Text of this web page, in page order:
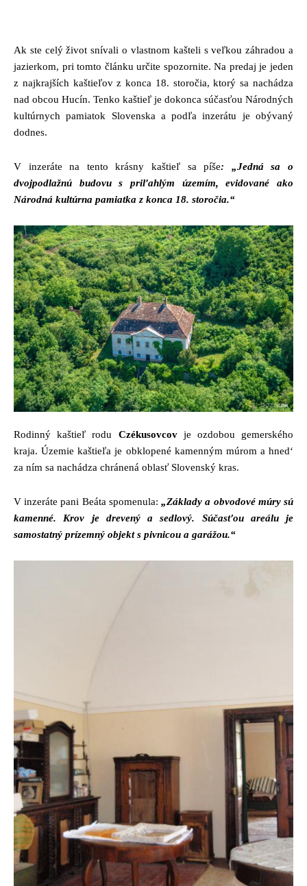
Ak ste celý život snívali o vlastnom kašteli s veľkou záhradou a
jazierkom, pri tomto článku určite spozornite. Na predaj je jeden
z najkrajších kaštieľov z konca 18. storočia, ktorý sa nachádza
nad obcou Hucín. Tenko kaštieľ je dokonca súčasťou Národných
kultúrnych pamiatok Slovenska a podľa inzerátu je obývaný
dodnes.
V inzeráte na tento krásny kaštieľ sa píše: „Jedná sa o
dvojpodlažnú budovu s priľahlým územím, evidované ako
Národná kultúrna pamiatka z konca 18. storočia.“
Rodinný kaštieľ rodu Czékusovcovje ozdobou gemerského
kraja. Územie kaštieľa je obklopené kamenným múrom a hned‘
za ním sa nachádza chránená oblasť Slovenský kras.
V inzeráte pani Beáta spomenula:„Základy a obvodové múry sú
kamenné. Krov je drevený a sedlový. Súčasťou areálu je
samostatný prízemný objekt s pivnicou a garážou.“